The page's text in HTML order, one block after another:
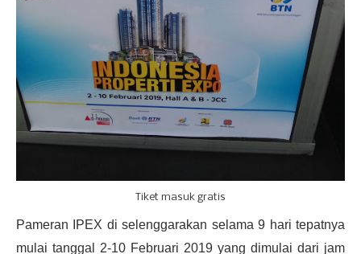
Tiket masuk gratis
Pameran IPEX di selenggarakan selama 9 hari tepatnya
mulai tanggal 2-10 Februari 2019 yang dimulai dari jam